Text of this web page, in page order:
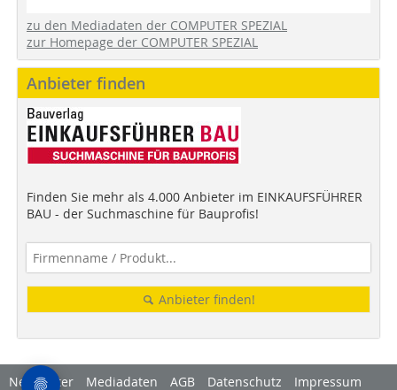
zu den Mediadaten der COMPUTER SPEZIAL
zur Homepage der COMPUTER SPEZIAL
Anbieter finden
Finden Sie mehr als 4.000 Anbieter im EINKAUFSFÜHRER
BAU - der Suchmaschine für Bauprofis!
Anbieter finden!
Newsletter Mediadaten AGB Datenschutz Impressum